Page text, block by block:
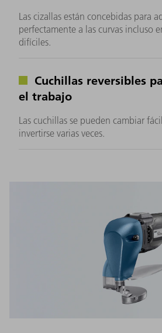
Las cizallas están concebidas para
perfectamente a las curvas incluso
difíciles.
Cuchillas reversibles
el trabajo
Las cuchillas se pueden cambiar
invertirse varias veces.